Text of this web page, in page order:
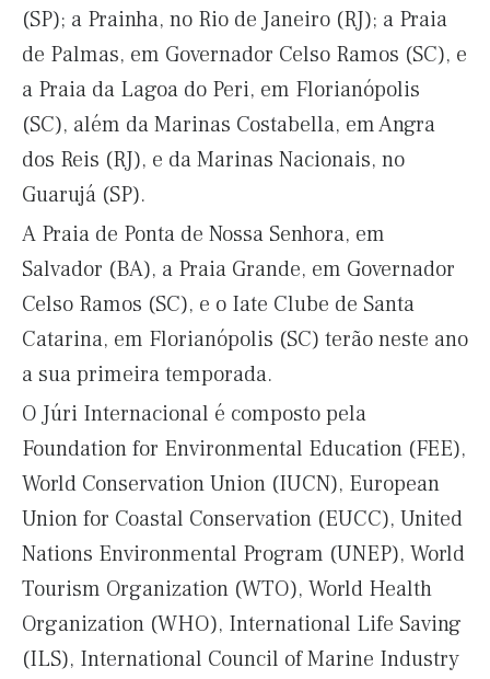
(SP); a Prainha, no Rio de Janeiro (RJ); a Praia
de Palmas, em Governador Celso Ramos (SC), e
a Praia da Lagoa do Peri, em Florianópolis
(SC), além da Marinas Costabella, em Angra
dos Reis (RJ), e da Marinas Nacionais, no
Guarujá (SP).
A Praia de Ponta de Nossa Senhora, em
Salvador (BA), a Praia Grande, em Governador
Celso Ramos (SC), e o Iate Clube de Santa
Catarina, em Florianópolis (SC) terão neste ano
a sua primeira temporada.
O Júri Internacional é composto pela
Foundation for Environmental Education (FEE),
World Conservation Union (IUCN), European
Union for Coastal Conservation (EUCC), United
Nations Environmental Program (UNEP), World
Tourism Organization (WTO), World Health
Organization (WHO), International Life Saving
(ILS), International Council of Marine Industry